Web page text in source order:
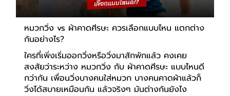
หมวกวิ่ง vs ผ้าคาดศีรษะ ควรเลือกแบบไหน แตกต่าง
กันอย่างไร?
ใครที่เพิ่งเริ่มออกวิ่งหรือวิ่งมาสักพักแล้ว คงเคย
สงสัยว่าระหว่าง หมวกวิ่ง กับ ผ้าคาดศีรษะ แบบไหนดี
กว่ากัน เพื่อนวิ่งบางคนใส่หมวก บางคนคาดผ้าแล้วก็
วิ่งได้สบายเหมือนกัน แล้วจริงๆ มันต่างกันยังไง